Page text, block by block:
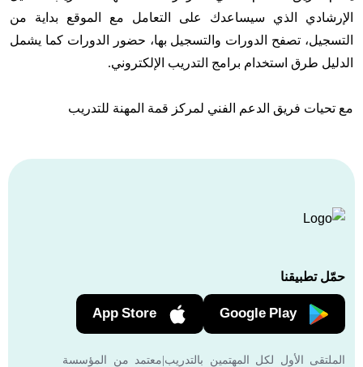
الإرشادي الذي سيساعدك على التعامل مع الموقع بداية من
التسجيل، تصفح الدورات والتسجيل بها، حضور الدورات كما يشمل
الدليل طرق استخدام برامج التدريب الإلكتروني.
مع تحيات فريق الدعم الفني لمركز قمة المهنة للتدريب
حمّل تطبيقنا
Google Play
App Store
الملتقى الأول لكل المهتمين بالتدريب|معتمد من المؤسسة